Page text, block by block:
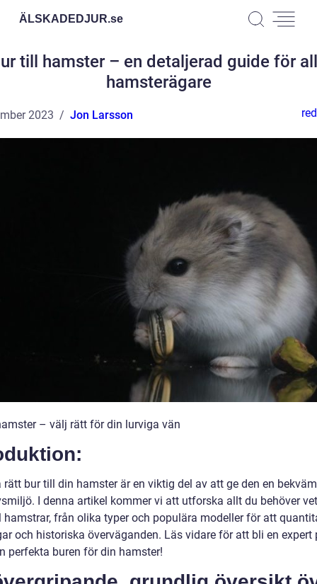
ÄLSKADEDJUR.se
till hamster – en detaljerad guide för
hamsterägare
2023 Jon Larsson
– välj rätt för din lurviga vän
rätt bur till din hamster är en viktig del av att ge den en
I denna artikel kommer vi att utforska allt du behöver
hamstrar, från olika typer och populära modeller för att
och historiska överväganden. Läs vidare för att bli en expert
perfekta buren för din hamster!